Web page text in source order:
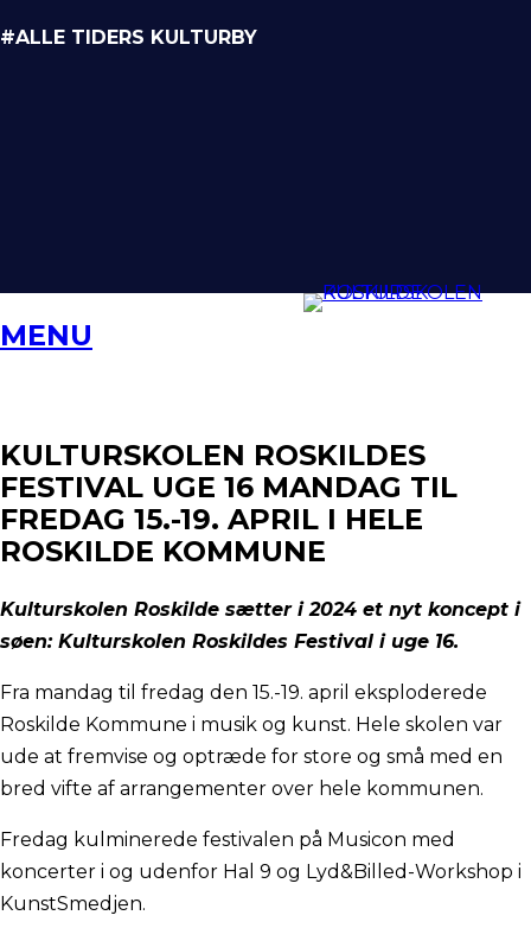
#ALLE TIDERS KULTURBY
MENU
KULTURSKOLEN ROSKILDES
FESTIVAL UGE 16 MANDAG TIL
FREDAG 15.-19. APRIL I HELE
ROSKILDE KOMMUNE
Kulturskolen Roskilde sætter i 2024 et nyt koncept i
søen: Kulturskolen Roskildes Festival i uge 16.
Fra mandag til fredag den 15.-19. april eksploderede
Roskilde Kommune i musik og kunst. Hele skolen var
ude at fremvise og optræde for store og små med en
bred vifte af arrangementer over hele kommunen.
Fredag kulminerede festivalen på Musicon med
koncerter i og udenfor Hal 9 og Lyd&Billed-Workshop i
KunstSmedjen.